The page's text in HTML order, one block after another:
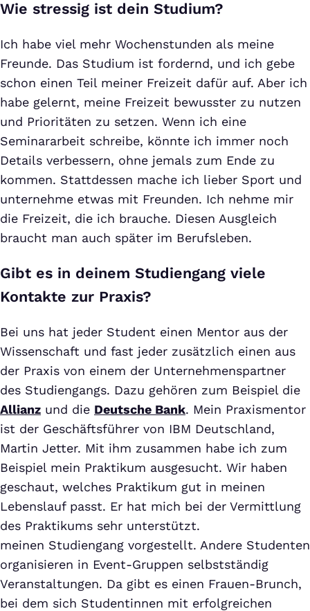
Wie stressig ist dein Studium?
Ich habe viel mehr Wochenstunden als meine
Freunde. Das Studium ist fordernd, und ich gebe
schon einen Teil meiner Freizeit dafür auf. Aber ich
habe gelernt, meine Freizeit bewusster zu nutzen
und Prioritäten zu setzen. Wenn ich eine
Seminararbeit schreibe, könnte ich immer noch
Details verbessern, ohne jemals zum Ende zu
kommen. Stattdessen mache ich lieber Sport und
unternehme etwas mit Freunden. Ich nehme mir
die Freizeit, die ich brauche. Diesen Ausgleich
braucht man auch später im Berufsleben.
Gibt es in deinem Studiengang viele
Kontakte zur Praxis?
Bei uns hat jeder Student einen Mentor aus der
Wissenschaft und fast jeder zusätzlich einen aus
der Praxis von einem der Unternehmenspartner
des Studiengangs. Dazu gehören zum Beispiel die
Allianz und die Deutsche Bank. Mein Praxismentor
ist der Geschäftsführer von IBM Deutschland,
Martin Jetter. Mit ihm zusammen habe ich zum
Beispiel mein Praktikum ausgesucht. Wir haben
geschaut, welches Praktikum gut in meinen
Lebenslauf passt. Er hat mich bei der Vermittlung
des Praktikums sehr unterstützt.
meinen Studiengang vorgestellt. Andere Studenten
organisieren in Event-Gruppen selbstständig
Veranstaltungen. Da gibt es einen Frauen-Brunch,
bei dem sich Studentinnen mit erfolgreichen